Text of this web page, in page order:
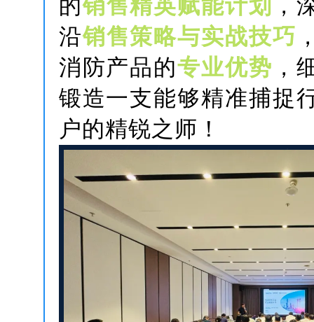
的销售精英赋能计划
，
沿销售策略与实战技巧
消防产品的专业优势 ，
锻造一支能够精准捕捉
户的精锐之师！